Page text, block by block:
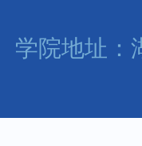
学院地址：